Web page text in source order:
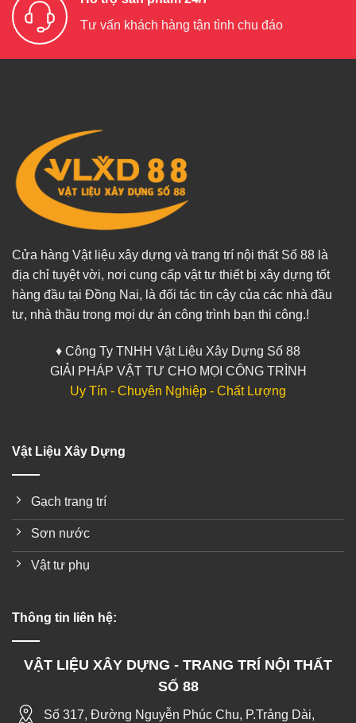
Tư vấn khách hàng tận tình chu đáo
Cửa hàng Vật liệu xây dựng và trang trí nội thất Số 88 là
địa chỉ tuyệt vời, nơi cung cấp vật tư thiết bị xây dựng tốt
hàng đầu tại Đồng Nai, là đối tác tin cậy của các nhà đầu
tư, nhà thầu trong mọi dự án công trình bạn thi công.!
♦ Công Ty TNHH Vật Liệu Xây Dựng Số 88
GIẢI PHÁP VẬT TƯ CHO MỌI CÔNG TRÌNH
Uy Tín - Chuyên Nghiệp - Chất Lượng
Vật Liệu Xây Dựng
Gạch trang trí
Sơn nước
Vật tư phụ
Thông tin liên hệ:
VẬT LIỆU XÂY DỰNG - TRANG TRÍ NỘI THẤT
SỐ 88
Số 317, Đường Nguyễn Phúc Chu, P.Trảng Dài,